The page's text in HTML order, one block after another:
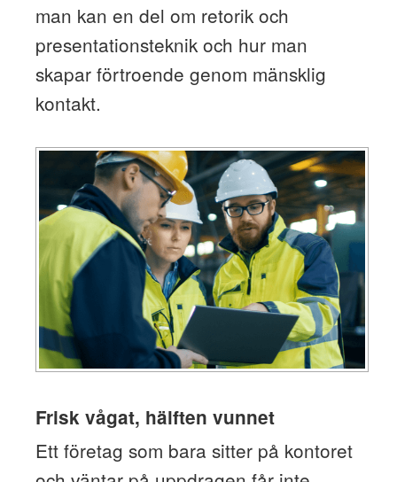
man kan en del om retorik och
presentationsteknik och hur man
skapar förtroende genom mänsklig
kontakt.
Frisk vågat, hälften vunnet
Ett företag som bara sitter på kontoret